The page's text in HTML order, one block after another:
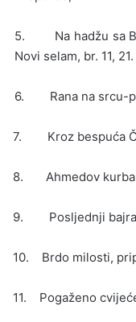
5. Na hadžu sa
Novi selam, br. 11,
6. Rana na srcu-
7. Kroz bespuća
8. Ahmedov
9. Posljednji
10. Brdo milosti,
11. Pogaženo